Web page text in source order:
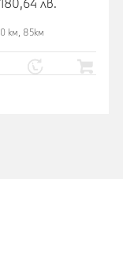
км, 85км